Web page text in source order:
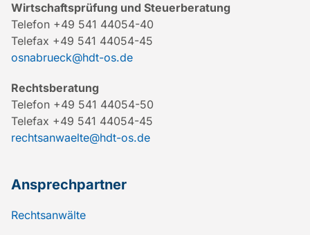
Wirtschaftsprüfung und Steuerberatung
Telefon +49 541 44054-40
Telefax +49 541 44054-45
osnabrueck@hdt-os.de
Rechtsberatung
Telefon +49 541 44054-50
Telefax +49 541 44054-45
rechtsanwaelte@hdt-os.de
Ansprechpartner
Rechtsanwälte